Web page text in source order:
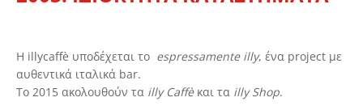
Η illycaffè υποδέχεται το espressamente illy, ένα project με
αυθεντικά ιταλικά bar.
To 2015 ακολουθούν τα illy Caffè και τα illy Shop.